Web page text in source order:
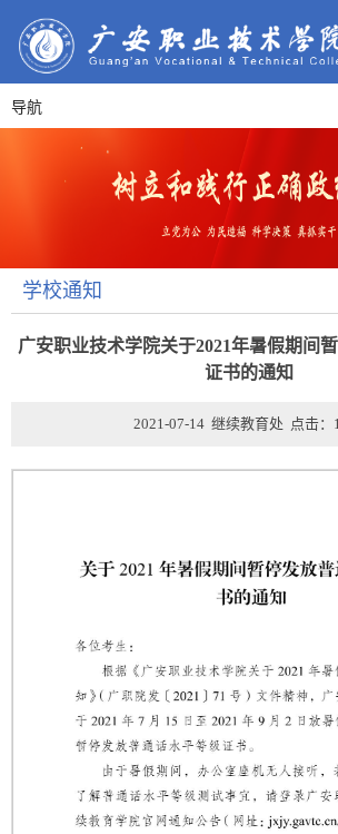
导航
学校通知
广安职业技术学院关于2021年暑假期间
证书的通知
2021-07-14 继续教育处 点击：